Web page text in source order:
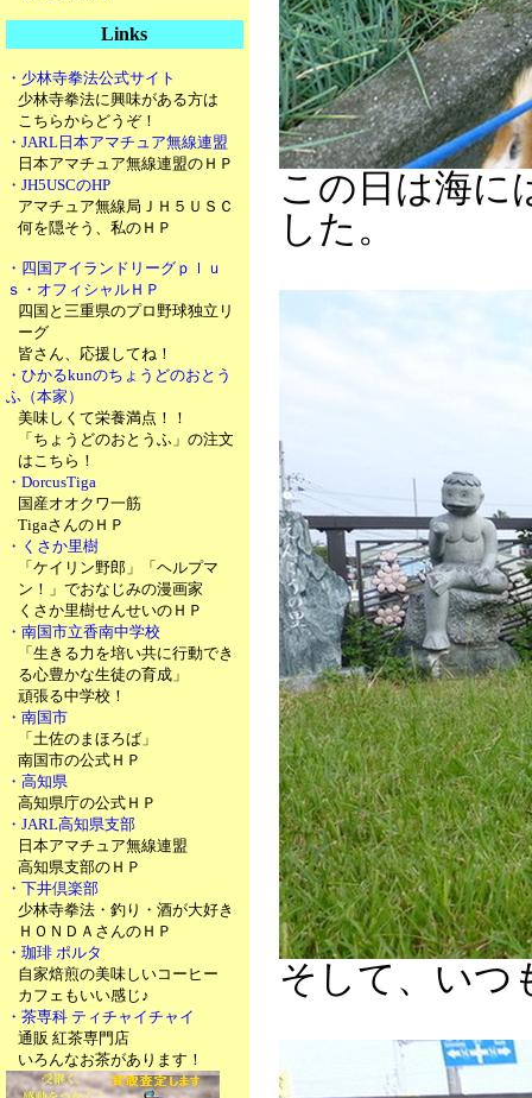
Links
・少林寺拳法公式サイト
少林寺拳法に興味がある方は
こちらからどうぞ！
・JARL日本アマチュア無線連盟
日本アマチュア無線連盟のＨＰ
・JH5USCのHP
アマチュア無線局ＪＨ５ＵＳＣ
何を隠そう、私のＨＰ
・四国アイランドリーグｐｌｕ
ｓ・オフィシャルＨＰ
四国と三重県のプロ野球独立リ
ーグ
皆さん、応援してね！
・ひかるkunのちょうどのおとう
ふ（本家）
美味しくて栄養満点！！
「ちょうどのおとうふ」の注文
はこちら！
・DorcusTiga
国産オオクワ一筋
TigaさんのＨＰ
・くさか里樹
「ケイリン野郎」「ヘルプマ
ン！」でおなじみの漫画家
くさか里樹せんせいのＨＰ
・南国市立香南中学校
「生きる力を培い共に行動でき
る心豊かな生徒の育成」
頑張る中学校！
・南国市
「土佐のまほろば」
南国市の公式ＨＰ
・高知県
高知県庁の公式ＨＰ
・JARL高知県支部
日本アマチュア無線連盟
高知県支部のＨＰ
・下井倶楽部
少林寺拳法・釣り・酒が大好き
ＨＯＮＤＡさんのＨＰ
・珈琲 ポルタ
自家焙煎の美味しいコーヒー
カフェもいい感じ♪
・茶専科 ティチャイチャイ
通販 紅茶専門店
いろんなお茶があります！
この日は海に
した。
そして、いつ